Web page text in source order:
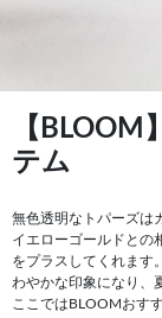
【
テム
無色透明なトパーズは
イエローゴールドとの
をプラスしてくれます
わやかな印象になり、
ここではBLOOMおす